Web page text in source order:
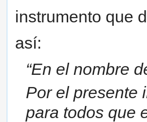
instrumento que
así:
“En el nombre
Por el presente
para todos que